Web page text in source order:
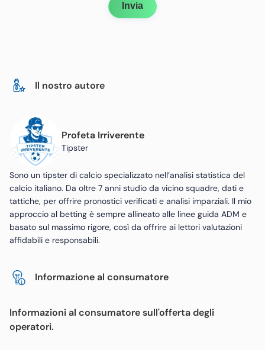
Invia
Il nostro autore
Profeta Irriverente
Tipster
Sono un tipster di calcio specializzato nell’analisi statistica del
calcio italiano. Da oltre 7 anni studio da vicino squadre, dati e
tattiche, per offrire pronostici verificati e analisi imparziali. Il mio
approccio al betting è sempre allineato alle linee guida ADM e
basato sul massimo rigore, così da offrire ai lettori valutazioni
affidabili e responsabili.
Informazione al consumatore
Informazioni al consumatore sull'offerta degli
operatori.